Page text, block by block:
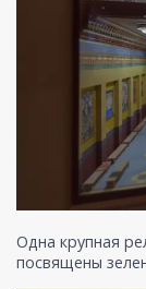
Одна крупная
посвящены